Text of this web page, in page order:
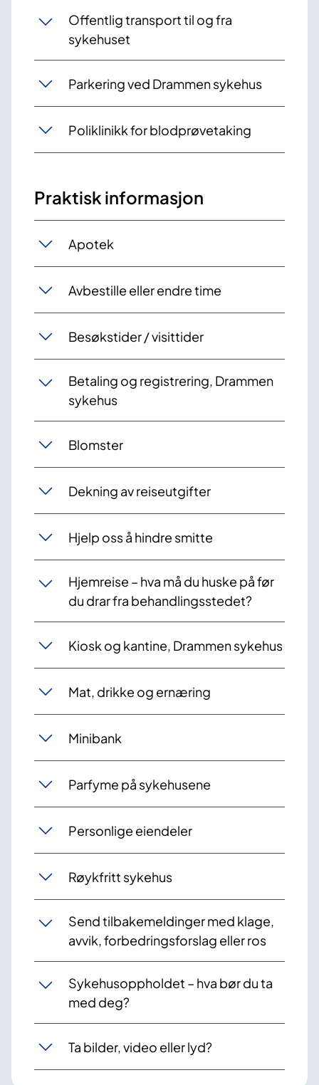
Offentlig transport til og fra
sykehuset
Parkering ved Drammen sykehus
Poliklinikk for blodprøvetaking
Praktisk informasjon
Apotek
Avbestille eller endre time
Besøkstider / visittider
Betaling og registrering, Drammen
sykehus
Blomster
Dekning av reiseutgifter
Hjelp oss å hindre smitte
Hjemreise – hva må du huske på før
du drar fra behandlingsstedet?
Kiosk og kantine, Drammen sykehus
Mat, drikke og ernæring
Minibank
Parfyme på sykehusene
Personlige eiendeler
Røykfritt sykehus
Send tilbakemeldinger med klage,
avvik, forbedringsforslag eller ros
Sykehusoppholdet – hva bør du ta
med deg?
Ta bilder, video eller lyd?